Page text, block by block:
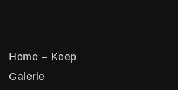
Home – Keep
Galerie